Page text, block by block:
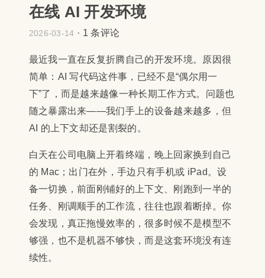
在线 AI 开发环境
2026-03-14 · 1 条评论
最近我一直在反复折腾自己的开发环境。原因很
简单：AI 写代码这件事，已经不是“偶尔用一
下”了，而是越来越像一种长期工作方式。问题也
随之暴露出来——我们手上的设备越来越多，但
AI 的上下文却还是割裂的。
白天在公司电脑上开着终端，晚上回家换到自己
的 Mac；出门在外，手边只有手机或 iPad。设
备一切换，前面刚铺好的上下文、刚跑到一半的
任务、刚调顺手的工作流，往往也跟着断掉。你
会发现，真正拖慢效率的，很多时候不是模型不
够强，也不是机器不够快，而是这套环境没有连
续性。